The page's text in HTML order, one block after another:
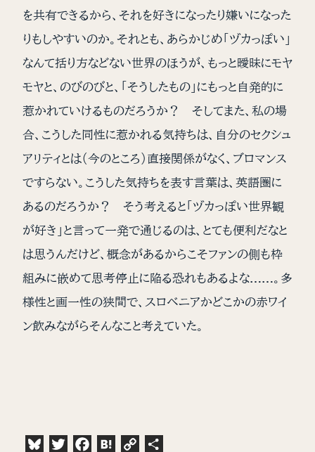
を共有できるから、それを好きになったり嫌いになった
りもしやすいのか。それとも、あらかじめ「ヅカっぽい」
なんて括り方などない世界のほうが、もっと曖昧にモヤ
モヤと、のびのびと、「そうしたもの」にもっと自発的に
惹かれていけるものだろうか？ そしてまた、私の場
合、こうした同性に惹かれる気持ちは、自分のセクシュ
アリティとは（今のところ）直接関係がなく、ブロマンス
ですらない。こうした気持ちを表す言葉は、英語圏に
あるのだろうか？ そう考えると「ヅカっぽい世界観
が好き」と言って一発で通じるのは、とても便利だなと
は思うんだけど、概念があるからこそファンの側も枠
組みに嵌めて思考停止に陥る恐れもあるよな……。多
様性と画一性の狭間で、スロベニアかどこかの赤ワイ
ン飲みながらそんなこと考えていた。
BlueskyTwitterFacebookHatenaCopy